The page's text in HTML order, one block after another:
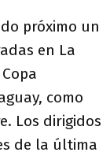
próximo un
en La
como
Los dirigidos
de la última